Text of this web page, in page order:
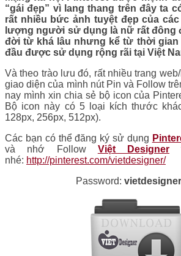
“gái đẹp” vì lang thang trên đây ta
rất nhiều bức ảnh tuyệt đẹp của
lượng người sử dụng là nữ rất đông
đời từ khá lâu nhưng kể từ thời gian
đầu được sử dụng rộng rãi tại Việt
Và theo trào lưu đó, rất nhiều trang
giao diện của mình nút Pin và Follow
nay mình xin chia sẻ bộ icon của
Bộ icon này có 5 loại kích thước
128px, 256px, 512px).
Các bạn có thể đăng ký sử dụng
và nhớ Follow Việt Designer
nhé: http://pinterest.com/vietdesigner/
Password: